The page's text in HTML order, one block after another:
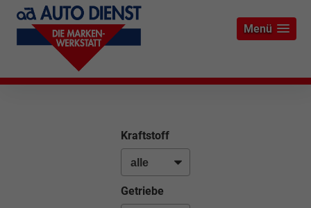
Menü
Kraftstoff
Getriebe